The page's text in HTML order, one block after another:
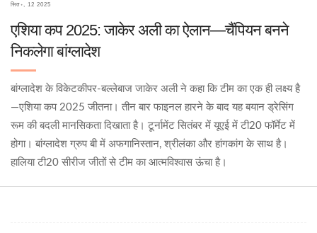
सित॰, 12 2025
एशिया कप 2025: जाकेर अली का ऐलान—चैंपियन बनने
निकलेगा बांग्लादेश
बांग्लादेश के विकेटकीपर-बल्लेबाज जाकेर अली ने कहा कि टीम का एक ही लक्ष्य है
—एशिया कप 2025 जीतना। तीन बार फाइनल हारने के बाद यह बयान ड्रेसिंग
रूम की बदली मानसिकता दिखाता है। टूर्नामेंट सितंबर में यूएई में टी20 फॉर्मेट में
होगा। बांग्लादेश ग्रुप बी में अफगानिस्तान, श्रीलंका और हांगकांग के साथ है।
हालिया टी20 सीरीज जीतों से टीम का आत्मविश्वास ऊंचा है।